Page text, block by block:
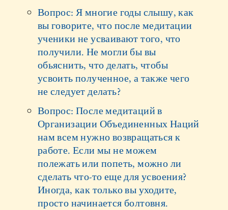
Вопрос: Я многие годы слышу, как
вы говорите, что после медитации
ученики не усваивают того, что
получили. Не могли бы вы
обьяснить, что делать, чтобы
усвоить полученное, а также чего
не следует делать?
Вопрос: После медитаций в
Организации Объединенных Наций
нам всем нужно возвращаться к
работе. Если мы не можем
полежать или попеть, можно ли
сделать что-то еще для усвоения?
Иногда, как только вы уходите,
просто начинается болтовня.